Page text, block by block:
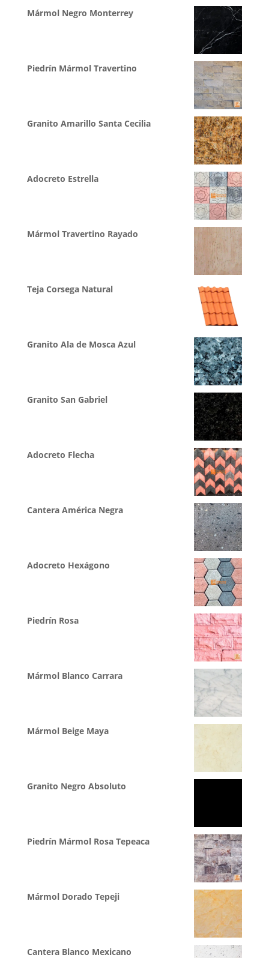
Mármol Negro Monterrey
Piedrín Mármol Travertino
Granito Amarillo Santa Cecilia
Adocreto Estrella
Mármol Travertino Rayado
Teja Corsega Natural
Granito Ala de Mosca Azul
Granito San Gabriel
Adocreto Flecha
Cantera América Negra
Adocreto Hexágono
Piedrín Rosa
Mármol Blanco Carrara
Mármol Beige Maya
Granito Negro Absoluto
Piedrín Mármol Rosa Tepeaca
Mármol Dorado Tepeji
Cantera Blanco Mexicano